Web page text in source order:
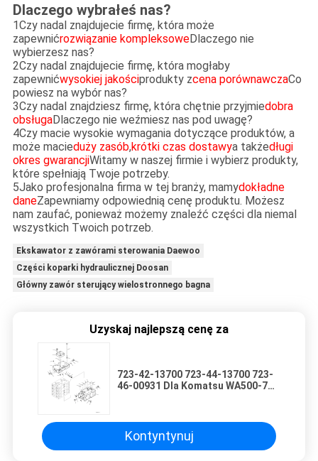
Dlaczego wybrałeś nas?
1Czy nadal znajdujecie firmę, która może
zapewnićrozwiązanie kompleksoweDlaczego nie
wybierzesz nas?
2Czy nadal znajdujecie firmę, która mogłaby
zapewnićwysokiej jakościprodukty zcena porównawczaCo
powiesz na wybór nas?
3Czy nadal znajdziesz firmę, która chętnie przyjmiedobra
obsługaDlaczego nie weźmiesz nas pod uwagę?
4Czy macie wysokie wymagania dotyczące produktów, a
może macieduży zasób,krótki czas dostawya takżedługi
okres gwarancjiWitamy w naszej firmie i wybierz produkty,
które spełniają Twoje potrzeby.
5Jako profesjonalna firma w tej branży, mamydokładne
daneZapewniamy odpowiednią cenę produktu. Możesz
nam zaufać, ponieważ możemy znaleźć części dla niemal
wszystkich Twoich potrzeb.
Ekskawator z zawórami sterowania Daewoo
Części koparki hydraulicznej Doosan
Główny zawór sterujący wielostronnego bagna
Uzyskaj najlepszą cenę za
723-42-13700 723-44-13700 723-
46-00931 Dla Komatsu WA500-7
maszyn budowlanych Rynek
wtórny Wysokiej jakości oryginał
Kontyntynuj